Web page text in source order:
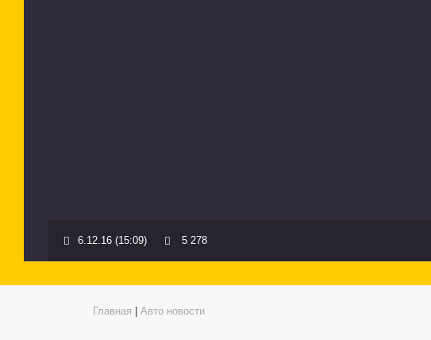
6.12.16 (15:09) 5 278
Главная Авто новости